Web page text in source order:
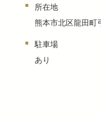
所在地
熊本市北区龍田町
駐車場
あり